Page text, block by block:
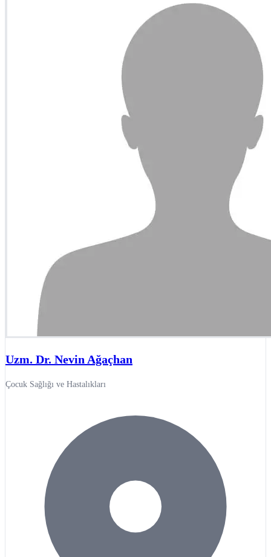
Uzm. Dr. Nevin Ağaçhan
Çocuk Sağlığı ve Hastalıkları